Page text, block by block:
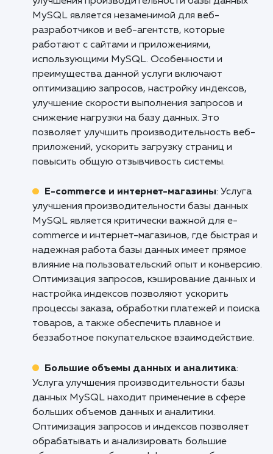
команды.
Если вы хотите улучшить
вашей базы данных MySQL и
всеми преимуществами, которые это
принести, свяжитесь с нами сегодня. Мы
улучшению вашего бизнеса.
Кому подходит данный продукт?
Веб-разработчики и агентства: Услуга
улучшения производительности базы
MySQL является незаменимой для веб-
разработчиков и веб-агентств, которые
работают с сайтами и приложениями,
преимущества данной услуги включают
оптимизацию запросов, настройку
улучшение скорости выполнения запросов и
снижение нагрузки на базу данных. Это
позволяет улучшить производительность
приложений, ускорить загрузку страниц и